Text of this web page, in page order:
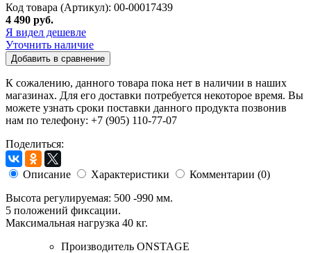
Код товара (Артикул): 00-00017439
4 490 руб.
Я видел дешевле
Уточнить наличие
Добавить в сравнение
К сожалению, данного товара пока нет в наличии в наших
магазинах. Для его доставки потребуется некоторое время. Вы
можете узнать сроки поставки данного продукта позвонив
нам по телефону: +7 (905) 110-77-07
Поделиться:
Описание Характеристики
Комментарии (0)
Высота регулируемая: 500 -990 мм.
5 положений фиксации.
Максимальная нагрузка 40 кг.
Производитель ONSTAGE